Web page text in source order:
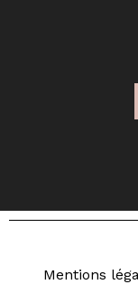
Mentions